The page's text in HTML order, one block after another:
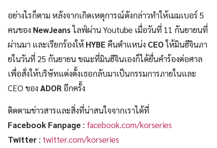
อย่างไรก็ตาม หลังจากเกิดเหตุการณ์ดังกล่าวทำให้เมมเบอร์ 5
คนของ NewJeansไลฟ์ผ่าน Youtube เมื่อวันที่ 11 กันยายนที่
ผ่านมา และเรียกร้องให้ HYBE คืนตำแหน่ง CEOให้มินฮีจินภา
ยในวันที่ 25 กันยายน ขณะที่มินฮีจินเองก็ได้ยื่นคำร้องต่อศาล
เพื่อสั่งให้บริษัทแต่งตั้งเธอกลับมาเป็นกรรมการภายในและ
CEO ของADOR อีกครั้ง
ติดตามข่าวสารและสิ่งที่น่าสนใจจากเราได้ที่
Facebook Fanpage : facebook.com/korseries
Twitter : twitter.com/korseries